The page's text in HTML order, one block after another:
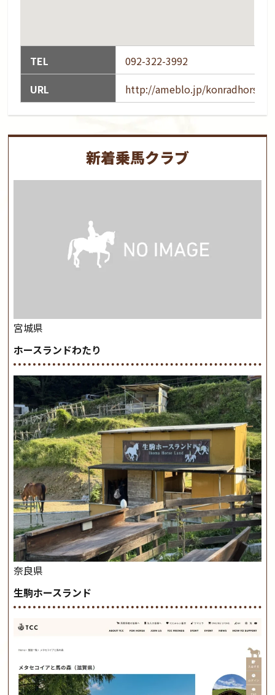
TEL
092-322-3992
URL
http://ameblo.jp/
新着乗馬クラブ
宮城県
ホースランドわたり
奈良県
生駒ホースランド